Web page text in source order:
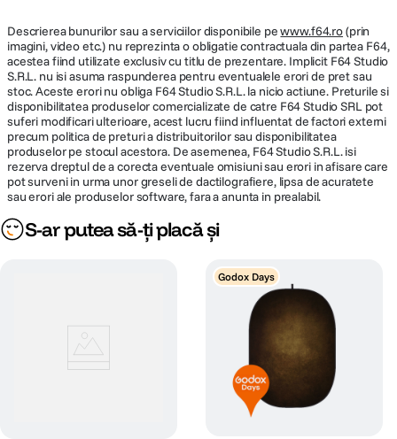
Descrierea bunurilor sau a serviciilor disponibile pewww.f64.ro(prin
imagini, video etc.) nu reprezinta o obligatie contractuala din partea F64,
acestea fiind utilizate exclusiv cu titlu de prezentare. Implicit F64 Studio
S.R.L. nu isi asuma raspunderea pentru eventualele erori de pret sau
stoc. Aceste erori nu obliga F64 Studio S.R.L. la nicio actiune. Preturile si
disponibilitatea produselor comercializate de catre F64 Studio SRL pot
suferi modificari ulterioare, acest lucru fiind influentat de factori externi
precum politica de preturi a distribuitorilor sau disponibilitatea
produselor pe stocul acestora. De asemenea, F64 Studio S.R.L. isi
rezerva dreptul de a corecta eventuale omisiuni sau erori in afisare care
pot surveni in urma unor greseli de dactilografiere, lipsa de acuratete
sau erori ale produselor software, fara a anunta in prealabil.
S-ar putea să-ți placă și
Godox Days